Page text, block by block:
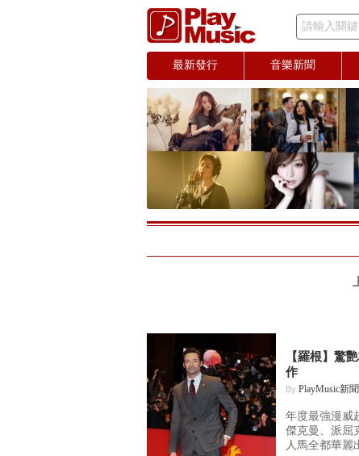
請輸入關
最新發行 音樂新聞
【羅根】驚
作
By PlayMusic新
年度最強漫威
傑克曼、派屈
人馬全都華麗